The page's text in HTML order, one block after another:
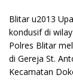
Blitar u2013
kondusif di
Polres Blitar
di Gereja St.
Kecamatan